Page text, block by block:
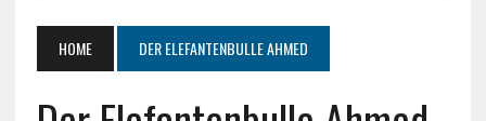
HOME DER ELEFANTENBULLE AHMED